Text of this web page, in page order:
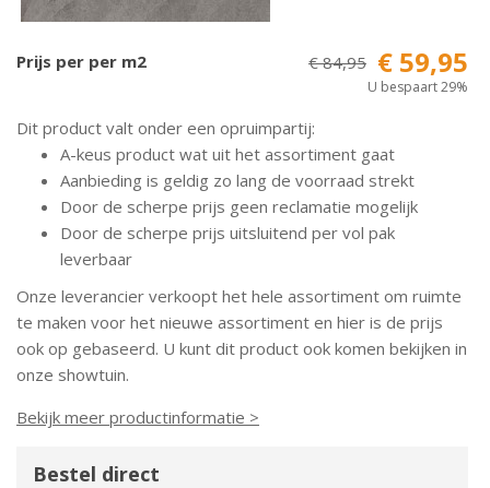
Prijs per per m2 € 84,95 € 59,95
U bespaart 29%
Dit product valt onder een opruimpartij:
A-keus product wat uit het assortiment gaat
Aanbieding is geldig zo lang de voorraad strekt
Door de scherpe prijs geen reclamatie mogelijk
Door de scherpe prijs uitsluitend per vol pak
leverbaar
Onze leverancier verkoopt het hele assortiment om ruimte
te maken voor het nieuwe assortiment en hier is de prijs
ook op gebaseerd. U kunt dit product ook komen bekijken in
onze showtuin.
Bekijk meer productinformatie >
Bestel direct